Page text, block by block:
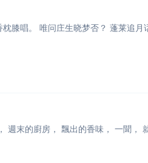
膝唱。 唯问庄生晓梦否？ 蓬莱追月
週末的廚房， 飄出的香味， 一聞，